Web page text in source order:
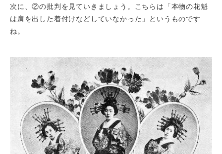
次に、②の批判を見ていきましょう。こちらは「本物の花魁
は肩を出した着付けなどしていなかった」というものです
ね。